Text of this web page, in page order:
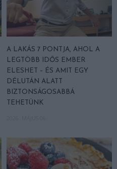
A LAKÁS 7 PONTJA, AHOL A
LEGTÖBB IDŐS EMBER
ELESHET – ÉS AMIT EGY
DÉLUTÁN ALATT
BIZTONSÁGOSABBÁ
TEHETÜNK